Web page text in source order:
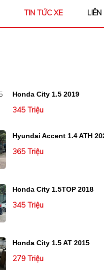
TIN TỨC XE
Honda City 1.5 2019
345 Triệu
Hyundai Accent 1.4 ATH
365 Triệu
Honda City 1.5TOP 2018
345 Triệu
Honda City 1.5 AT 2015
279 Triệu